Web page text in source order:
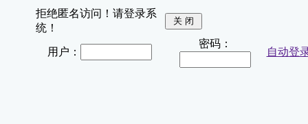
拒绝匿名访问！请登录系
统！
用户：
密码：
自动登